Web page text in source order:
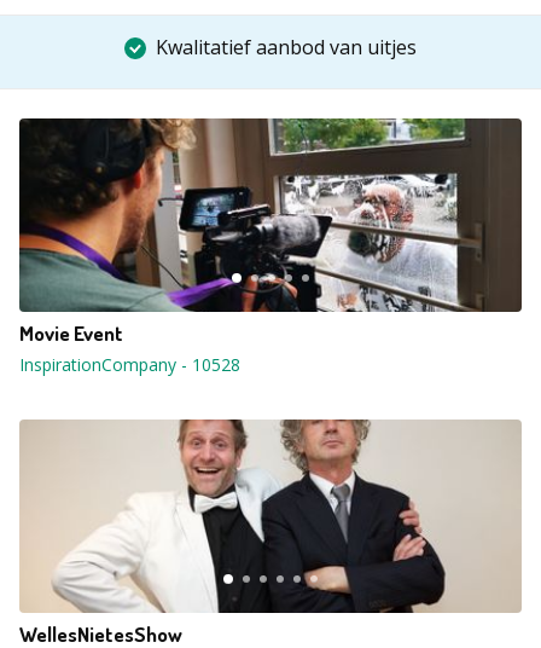
Kwalitatief aanbod van uitjes
Movie Event
InspirationCompany - 10528
WellesNietesShow